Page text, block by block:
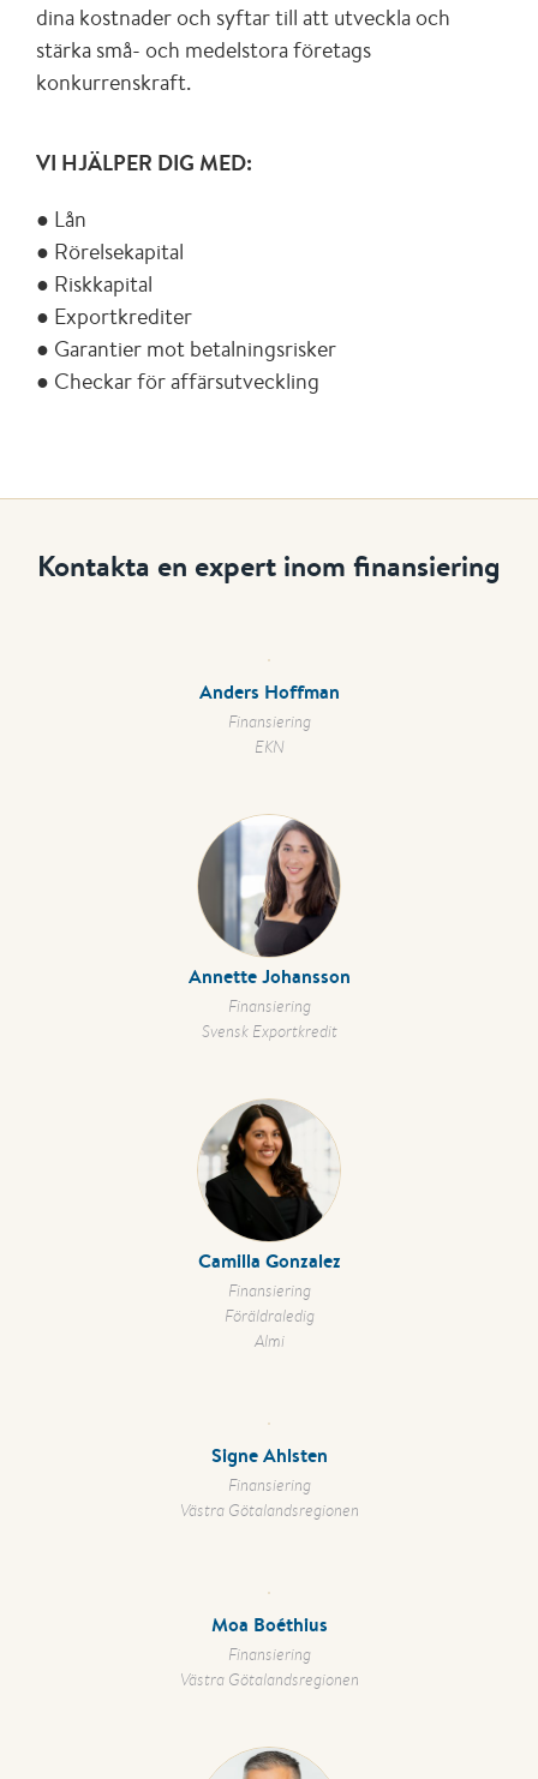
dina kostnader och syftar till att utveckla och
stärka små- och medelstora företags
konkurrenskraft.
VI HJÄLPER DIG MED:
● Lån
● Rörelsekapital
● Riskkapital
● Exportkrediter
● Garantier mot betalningsrisker
● Checkar för affärsutveckling
Kontakta en expert inom finansiering
Anders Hoffman
Finansiering
EKN
Annette Johansson
Finansiering
Svensk Exportkredit
Camilla Gonzalez
Finansiering
Föräldraledig
Almi
Signe Ahlsten
Finansiering
Västra Götalandsregionen
Moa Boéthius
Finansiering
Västra Götalandsregionen